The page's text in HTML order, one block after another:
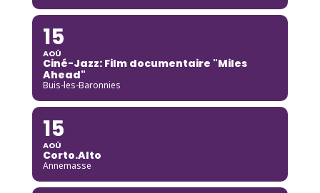
15
AOÛ
Ciné-Jazz: Film documentaire "Miles
Ahead"
Buis-les-Baronnies
15
AOÛ
Corto.Alto
Annemasse